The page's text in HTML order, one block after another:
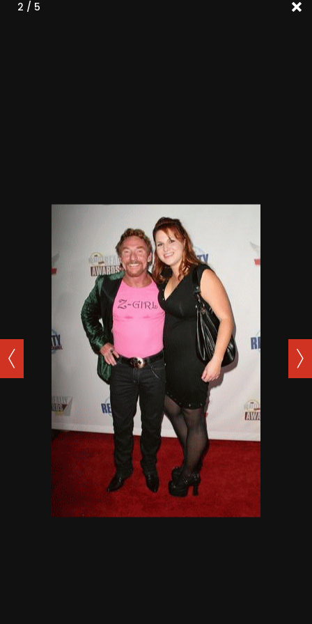
2 / 5